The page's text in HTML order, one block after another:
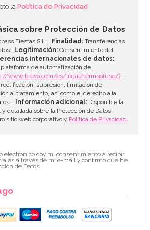
laPolítica de Privacidad
sobre Protección de Datos
Fiestas S.L. | Finalidad: Transferencias
|
Legitimación: Consentimiento del
internacionales de datos:
de automatización de
www.brevo.com/es/legal/termsofuse/). |
supresión, limitación de
al tratamiento, así como el derecho a la
|
Información adicional: Disponible la
detallada sobre la Protección de Datos
sitio web corporativo y Política de Privacidad.
electrónico doy mi consentimiento a recibir
a través de mi e-mail y confirmo que he
de Datos.